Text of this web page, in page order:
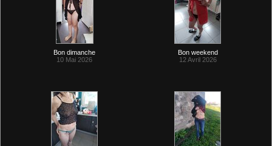
Bon dimanche
10 Mai 2026
Bon weekend
12 Avril 2026